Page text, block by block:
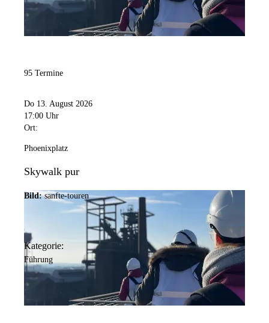
95 Termine
Do 13. August 2026
17:00 Uhr
Ort:
Phoenixplatz
Skywalk pur
Bild: sanfte-touren
Kategorie:
Führung